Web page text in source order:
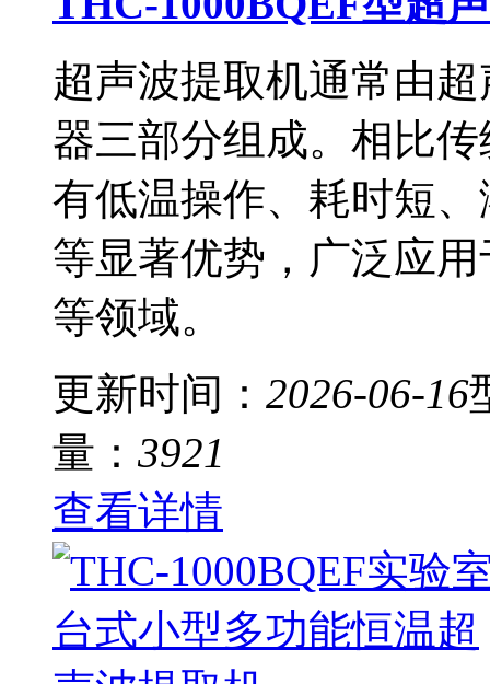
超声波提取机通常由
器三部分组成。相比
有低温操作、耗时短
等显著优势，广泛应
等领域。
更新时间： 2026-06-16
量： 3921
查看详情